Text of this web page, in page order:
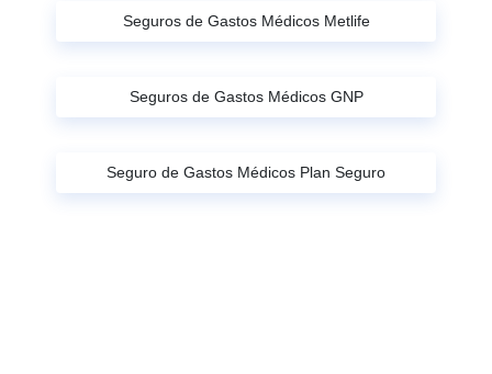
Seguros de Gastos Médicos Metlife
Seguros de Gastos Médicos GNP
Seguro de Gastos Médicos Plan Seguro